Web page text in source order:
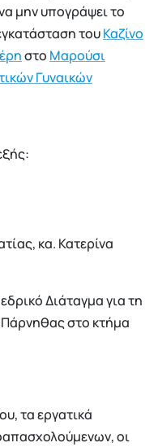
μην υπογράψει το
τουΚαζίνο
στο Μαρούσι
Γυναικών
κα. Κατερίνα
Διάταγμα για τη
Πάρνηθας στο κτήμα
τα εργατικά
οι